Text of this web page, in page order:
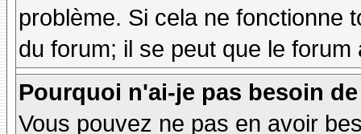
problème. Si cela ne fonctionne
du forum; il se peut que le
Pourquoi n'ai-je pas besoin
Vous pouvez ne pas en avoir